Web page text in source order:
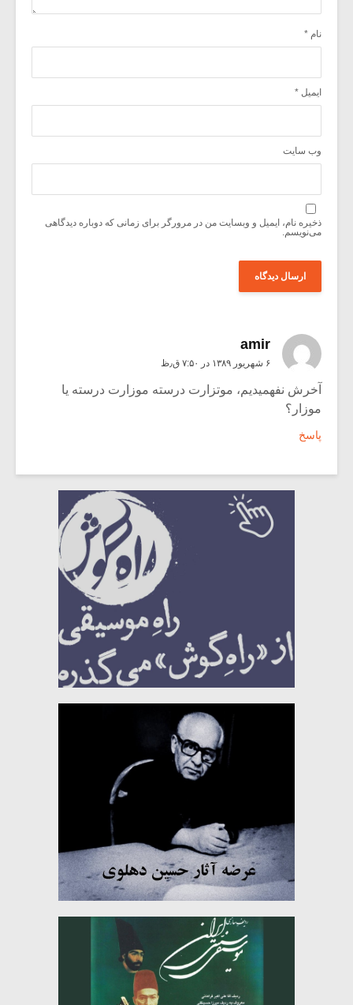
نام *
ایمیل *
وب‌ سایت
ذخیره نام، ایمیل و وبسایت من در مرورگر برای زمانی که دوباره دیدگاهی
می‌نویسم.
amir
۶ شهریور ۱۳۸۹ در ۷:۵۰ ق٫ظ
آخرش نفهمیدیم، موتزارت درسته موزارت درسته یا
موزار؟
پاسخ